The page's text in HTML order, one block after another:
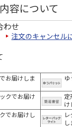
容について
わせ
注文のキャンセル
お届けしま
クでお届け
定
け
でお届けし